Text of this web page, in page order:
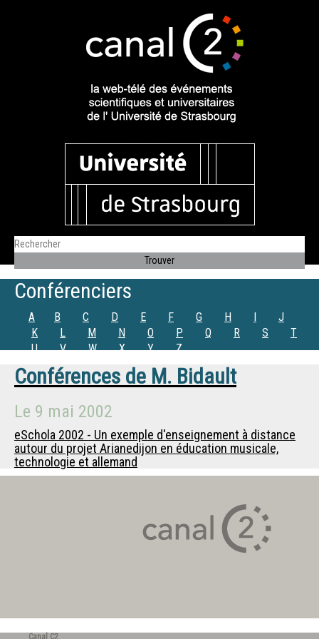
Conférenciers
A B C D E F G H I
J
K
L M N O P Q R S
T
U
V W X Y Z
Conférences de M. Bidault
Le 9 mai 2002
eSchola 2002 - Un exemple d'enseignement à distance
autour du projet Arianedijon en éducation musicale,
technologie et allemand
Canal C2